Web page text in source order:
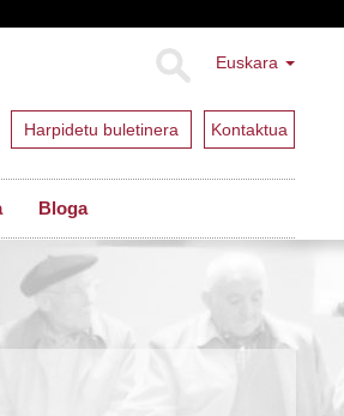
Euskara
Harpidetu buletinera Kontaktua
Bloga